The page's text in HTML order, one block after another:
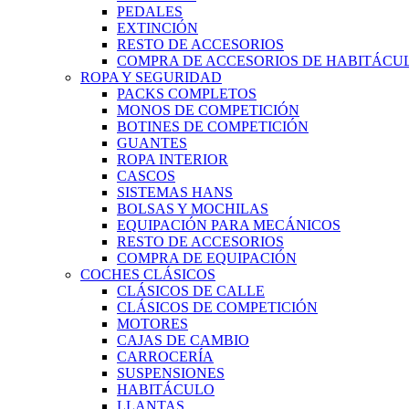
PEDALES
EXTINCIÓN
RESTO DE ACCESORIOS
COMPRA DE ACCESORIOS DE
ROPA Y SEGURIDAD
PACKS COMPLETOS
MONOS DE COMPETICIÓN
BOTINES DE COMPETICIÓN
GUANTES
ROPA INTERIOR
CASCOS
SISTEMAS HANS
BOLSAS Y MOCHILAS
EQUIPACIÓN PARA MECÁNICOS
RESTO DE ACCESORIOS
COMPRA DE EQUIPACIÓN
COCHES CLÁSICOS
CLÁSICOS DE CALLE
CLÁSICOS DE COMPETICIÓN
MOTORES
CAJAS DE CAMBIO
CARROCERÍA
SUSPENSIONES
HABITÁCULO
LLANTAS